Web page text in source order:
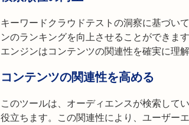
キーワードクラウドテストの洞察に基づい
ンのランキングを向上させることができま
エンジンはコンテンツの関連性を確実に理解
コンテンツの関連性を高める
このツールは、オーディエンスが検索して
役立ちます。この関連性により、ユーザー